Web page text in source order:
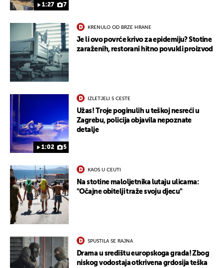
1:27 7
KRENULO OD BRZE HRANE
Je li ovo povrće krivo za epidemiju? Stotine
zaraženih, restorani hitno povukli proizvod
1:02 5
IZLETJELI S CESTE
Užas! Troje poginulih u teškoj nesreći u
Zagrebu, policija objavila nepoznate
detalje
KAOS U CEUTI
Na stotine maloljetnika lutaju ulicama:
"Očajne obitelji traže svoju djecu"
SPUSTILA SE RAJNA
Drama u središtu europskoga grada! Zbog
niskog vodostaja otkrivena grdosija teška